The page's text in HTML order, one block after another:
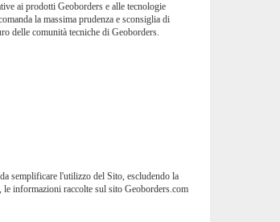
ai prodotti Geoborders e alle tecnologie
la massima prudenza e sconsiglia di
delle comunità tecniche di Geoborders.
semplificare l'utilizzo del Sito, escludendo la
le informazioni raccolte sul sito Geoborders.com